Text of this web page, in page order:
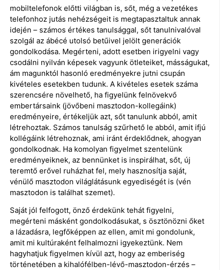
mobiltelefonok előtti világban is, sőt, még a vezetékes
telefonhoz jutás nehézségeit is megtapasztaltuk annak
idején – számos értékes tanulsággal, sőt tanulnivalóval
szolgál az ábécé utolsó betűivel jelölt generációk
gondolkodása. Megérteni, adott esetben irigyelni vagy
csodálni nyilván képesek vagyunk ötleteiket, másságukat,
ám magunktól hasonló eredményekre jutni csupán
kivételes esetekben tudunk. A kivételes esetek száma
szerencsére növelhető, ha figyelünk felnövekvő
embertársaink (jövőbeni masztodon-kollegáink)
eredményeire, értékeljük azt, sőt tanulunk abból, amit
létrehoztak. Számos tanulság szűrhető le abból, amit ifjú
kollégáink létrehoznak, ami iránt érdeklődnek, ahogyan
gondolkodnak. Ha komolyan figyelmet szentelünk
eredményeiknek, az bennünket is inspirálhat, sőt, új
teremtő erővel ruházhat fel, mely hasznosítja saját,
vénülő masztodon világlátásunk egyediségét is (vén
masztodon is találhat szemet).
Saját jól felfogott, önző érdekünk tehát figyelni,
megérteni másként gondolkodásukat, s ösztönözni őket
a lázadásra, legfőképpen az ellen, amit mi gondolunk,
amit mi kultúraként felhalmozni igyekeztünk. Nem
hagyhatjuk figyelmen kívül azt, hogy az emberiség
történetében a kihalófélben-lévő-masztodon-érzés –